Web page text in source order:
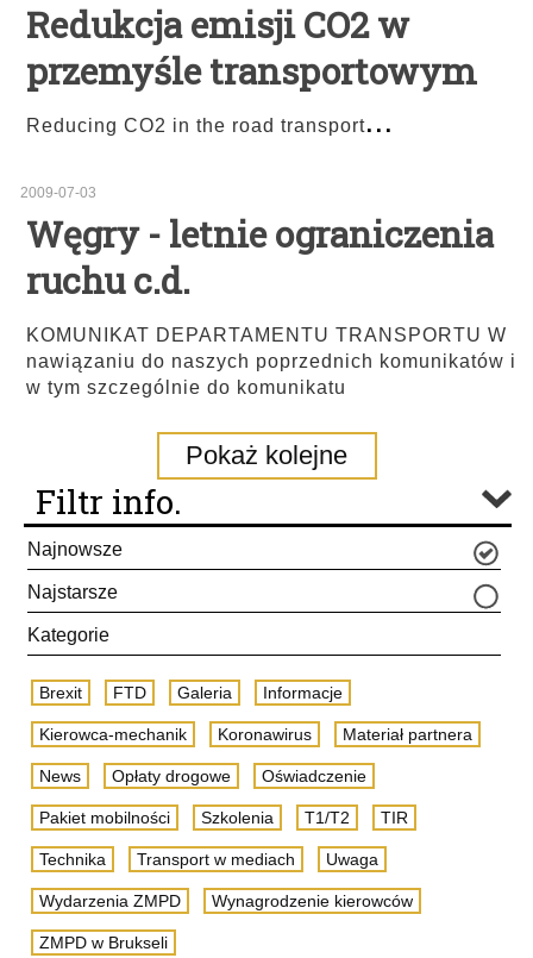
Redukcja emisji CO2 w
przemyśle transportowym
Reducing CO2 in the road transport...
2009-07-03
Węgry - letnie ograniczenia
ruchu c.d.
KOMUNIKAT DEPARTAMENTU TRANSPORTU W
nawiązaniu do naszych poprzednich komunikatów i
w tym szczególnie do komunikatu
Pokaż kolejne
Filtr info.
Najnowsze
Najstarsze
Kategorie
Brexit FTD Galeria Informacje
Kierowca-mechanik Koronawirus Materiał partnera
News Opłaty drogowe Oświadczenie
Pakiet mobilności Szkolenia T1/T2 TIR
Technika Transport w mediach Uwaga
Wydarzenia ZMPD Wynagrodzenie kierowców
ZMPD w Brukseli